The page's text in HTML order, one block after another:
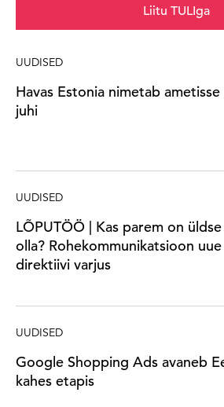
Liitu TULIga
UUDISED
Havas Estonia nimetab ametisse
juhi
UUDISED
LÕPUTÖÖ | Kas parem on
olla? Rohekommunikatsioon uue
direktiivi varjus
UUDISED
Google Shopping Ads avaneb
kahes etapis